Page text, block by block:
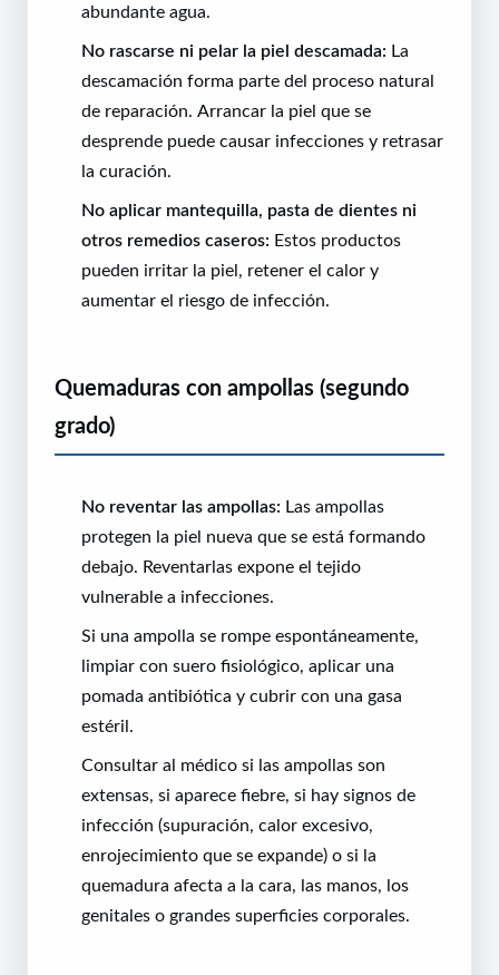
abundante agua.
No rascarse ni pelar la piel descamada: La
descamación forma parte del proceso natural
de reparación. Arrancar la piel que se
desprende puede causar infecciones y retrasar
la curación.
No aplicar mantequilla, pasta de dientes ni
otros remedios caseros: Estos productos
pueden irritar la piel, retener el calor y
aumentar el riesgo de infección.
Quemaduras con ampollas (segundo
grado)
No reventar las ampollas: Las ampollas
protegen la piel nueva que se está formando
debajo. Reventarlas expone el tejido
vulnerable a infecciones.
Si una ampolla se rompe espontáneamente,
limpiar con suero fisiológico, aplicar una
pomada antibiótica y cubrir con una gasa
estéril.
Consultar al médico si las ampollas son
extensas, si aparece fiebre, si hay signos de
infección (supuración, calor excesivo,
enrojecimiento que se expande) o si la
quemadura afecta a la cara, las manos, los
genitales o grandes superficies corporales.